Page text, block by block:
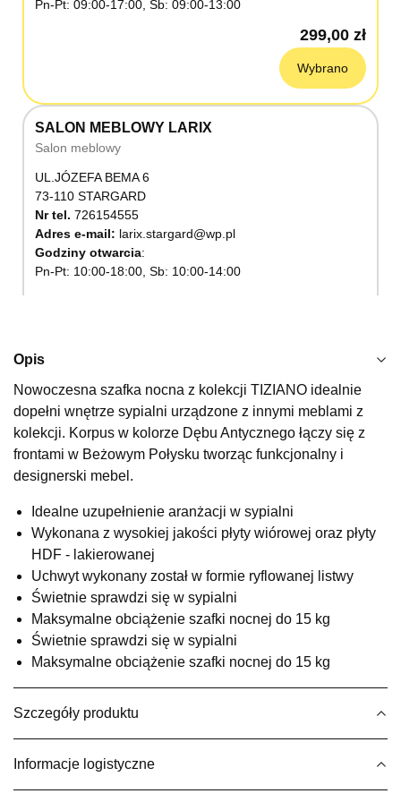
Pn-Pt: 09:00-17:00, Sb: 09:00-13:00
299,00 zł
Wybrano
SALON MEBLOWY LARIX
Salon meblowy
UL.JÓZEFA BEMA 6
73-110 STARGARD
Nr tel. 726154555
Adres e-mail: larix.stargard@wp.pl
Godziny otwarcia
Pn-Pt: 10:00-18:00, Sb: 10:00-14:00
SALON MEBLOWY KUBUŚ
Salon meblowy
UL.RZEMIEŚLNICZA 6
66-470 KOSTRZYN NAD ODRĄ
Nr tel.507103199
Pn-Pt: 10:00-18:00, Sb: 10:00-14:00
Wybierz
SALON MEBLOWY M JAK MEBLE
Salon meblowy
UL.BASZTOWA 3
76-100 SŁAWNO
Godziny otwarcia
Opis
Nowoczesna szafka nocna z kolekcji TIZIANO idealnie
dopełni wnętrze sypialni urządzone z innymi meblami z
kolekcji. Korpus w kolorze Dębu Antycznego łączy się z
frontami w Beżowym Połysku tworząc funkcjonalny i
designerski mebel.
Idealne uzupełnienie aranżacji w sypialni
Wykonana z wysokiej jakości płyty wiórowej oraz płyty
HDF - lakierowanej
Uchwyt wykonany został w formie ryflowanej listwy
Świetnie sprawdzi się w sypialni
Maksymalne obciążenie szafki nocnej do 15 kg
Świetnie sprawdzi się w sypialni
Maksymalne obciążenie szafki nocnej do 15 kg
Szczegóły produktu
Informacje logistyczne